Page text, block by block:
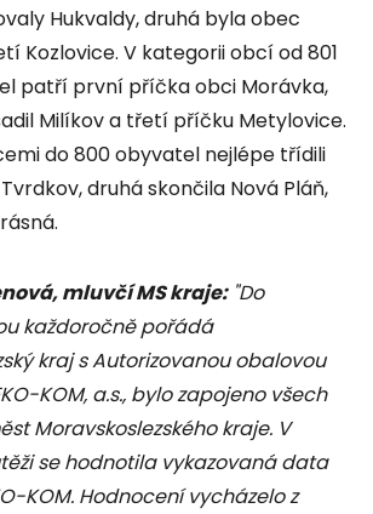
Hukvaldy, druhá byla obec
Kozlovice. V kategorii obcí od 801
patří první příčka obci Morávka,
Milíkov a třetí příčku Metylovice.
do 800 obyvatel nejlépe třídili
druhá skončila Nová Pláň,
mluvčí MS kraje:"Do
každoročně pořádá
kraj s Autorizovanou obalovou
KOM, a.s., bylo zapojeno všech
Moravskoslezského kraje. V
se hodnotila vykazovaná data
KOM. Hodnocení vycházelo z